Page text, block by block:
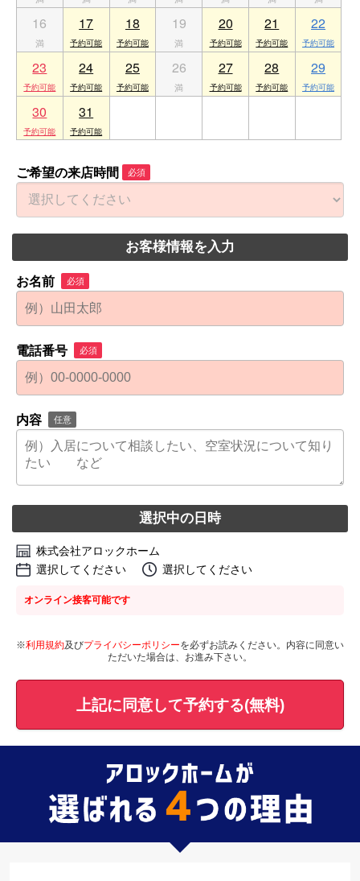
16 17 18 19 20 21 22
23 24 25 26 27 28 29
30 31
ご希望の来店時間 必須
お客様情報を入力
お名前 必須
電話番号 必須
内容 任意
選択中の日時
株式会社アロックホーム
選択してください
選択してください
オンライン接客可能です
※利用規約及びプライバシーポリシーを必ずお読みください。内容に同意い
ただいた場合は、お進み下さい。
上記に同意して予約する(無料)